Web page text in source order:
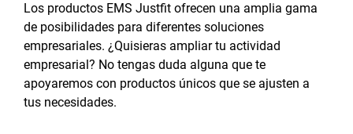
Los productos EMS Justfit ofrecen una amplia gama
de posibilidades para diferentes soluciones
empresariales. ¿Quisieras ampliar tu actividad
empresarial? No tengas duda alguna que te
apoyaremos con productos únicos que se ajusten a
tus necesidades.